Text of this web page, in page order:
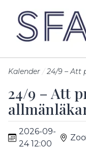
Kalender 24/9 – Att
24/9 – Att
2026-09-
24 12:00